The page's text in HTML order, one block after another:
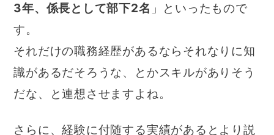
3年、係長として部下2名 」といったもので
す。
それだけの職務経歴があるならそれなりに知
識があるだそろうな、とかスキルがありそう
だな、と連想させますよね。
さらに、経験に付随する実績があるとより説